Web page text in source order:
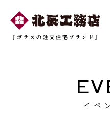
イベ